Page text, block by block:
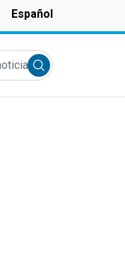
Español
y más...
Submit search